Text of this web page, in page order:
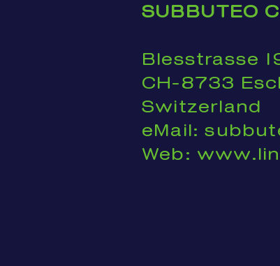
SUBBUTEO
Blesstrasse
CH-8733
Switzerland
eMail:
Web: